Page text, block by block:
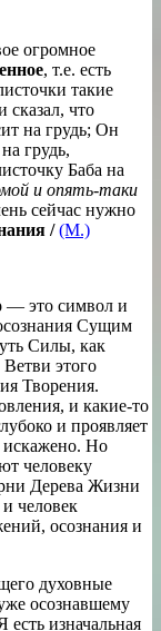
огромное
, т.е. есть
такие
сказал, что
на грудь; Он
грудь,
Баба на
и опять-таки
сейчас нужно
/(М.)
— это символ и
Сущим
Силы, как
этого
Творения.
и какие-то
и проявляет
искажено. Но
человеку
Дерева Жизни
человек
осознания и
духовные
осознавшему
изначальная